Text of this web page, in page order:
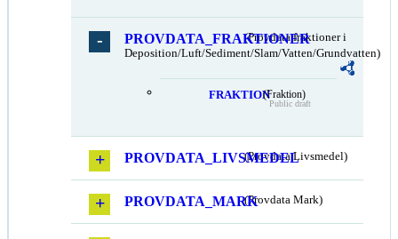
PROVDATA_FRAKTIONER
(Provdata fraktioner i
Deposition/Luft/Sediment/Slam/Vatten/Grundvatten)
FRAKTION(Fraktion)
Public draft
PROVDATA_LIVSMEDEL
(Provdata Livsmedel)
PROVDATA_MARK(Provdata Mark)